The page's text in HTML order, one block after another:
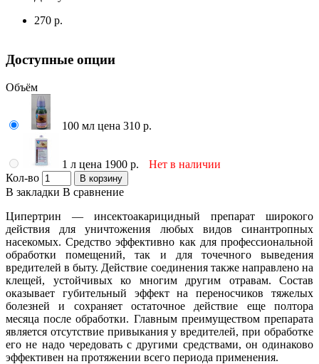
270 р.
Доступные опции
Объём
100 мл цена 310 р.
1 л цена 1900 р.
Нет в наличии
Кол-во
В корзину
В закладки В сравнение
Ципертрин — инсектоакарицидный препарат широкого
действия для уничтожения любых видов синантропных
насекомых. Средство эффективно как для профессиональной
обработки помещений, так и для точечного выведения
вредителей в быту. Действие соединения также направлено на
клещей, устойчивых ко многим другим отравам. Состав
оказывает губительный эффект на переносчиков тяжелых
болезней и сохраняет остаточное действие еще полтора
месяца после обработки. Главным преимуществом препарата
является отсутствие привыкания у вредителей, при обработке
его не надо чередовать с другими средствами, он одинаково
эффективен на протяжении всего периода применения.